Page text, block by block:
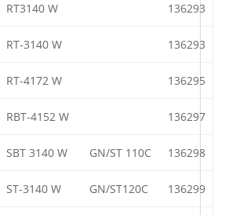
RT3140 W 136293
RT-3140 W 136293
RT-4172 W 136295
RBT-4152 W 136297
SBT 3140 W GN/ST 110C 136298
ST-3140 W GN/ST120C 136299